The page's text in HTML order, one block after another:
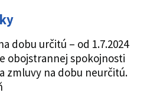
dobu určitú – od 1.7.2024
obojstrannej spokojnosti
zmluvy na dobu neurčitú.